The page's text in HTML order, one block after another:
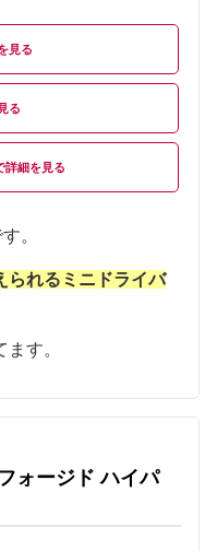
。
られるミニドライバ
す。
ォージド ハイパ